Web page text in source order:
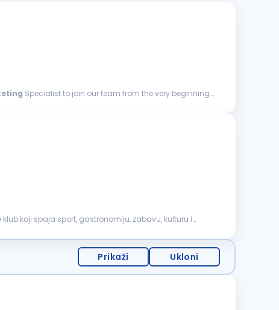
Specialist to join our team from the very beginning.
koji spaja sport, gastronomiju, zabavu, kulturu i
Prikaži Ukloni